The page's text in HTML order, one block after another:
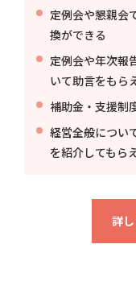
定例会や懇親会
換ができる
定例会や年次報
いて助言をもら
補助金・支援制
経営全般につい
を紹介してもら
詳